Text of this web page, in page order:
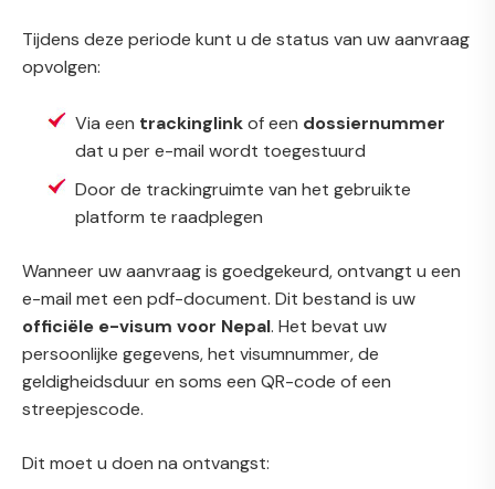
Tijdens deze periode kunt u de status van uw aanvraag
opvolgen:
Via een trackinglinkof een dossiernummer
dat u per e-mail wordt toegestuurd
Door de trackingruimte van het gebruikte
platform te raadplegen
Wanneer uw aanvraag is goedgekeurd, ontvangt u een
e-mail met een pdf-document. Dit bestand is uw
officiële e-visum voor Nepal. Het bevat uw
persoonlijke gegevens, het visumnummer, de
geldigheidsduur en soms een QR-code of een
streepjescode.
Dit moet u doen na ontvangst: